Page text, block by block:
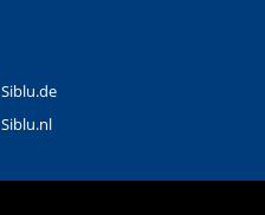
Siblu.de
Siblu.nl